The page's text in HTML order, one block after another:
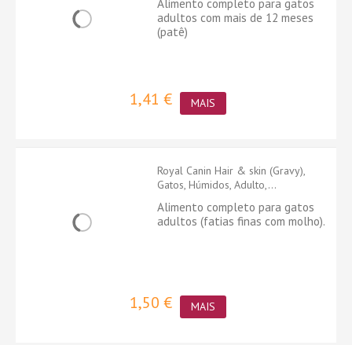
Alimento completo para gatos
adultos com mais de 12 meses
(patê)
1,41 € MAIS
Royal Canin Hair & skin (Gravy),
Gatos, Húmidos, Adulto,...
Alimento completo para gatos
adultos (fatias finas com molho).
1,50 € MAIS